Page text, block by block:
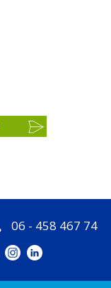
06 - 458 467 74